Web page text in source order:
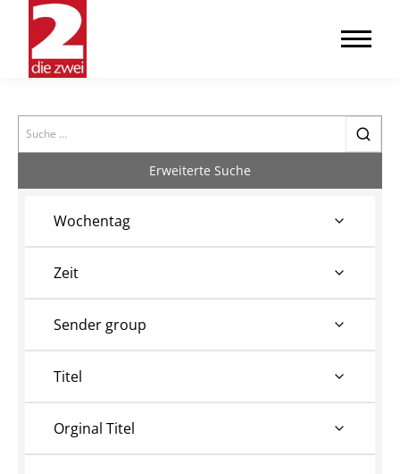
Search
Erweiterte Suche
Wochentag
Zeit
Sender group
Titel
Orginal Titel